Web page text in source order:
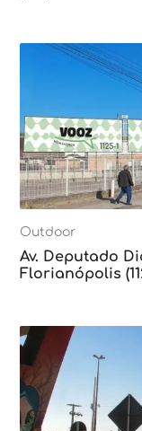
Outdoor
Av. Deputado
Florianópolis